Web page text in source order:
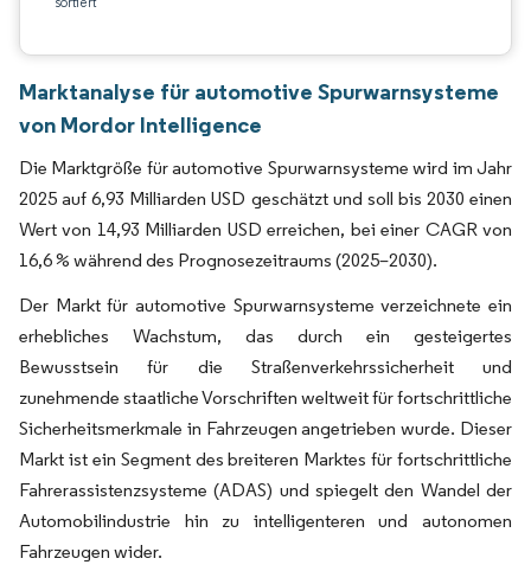
Marktanalyse für automotive Spurwarnsysteme
von Mordor Intelligence
Die Marktgröße für automotive Spurwarnsysteme wird im Jahr
2025 auf 6,93 Milliarden USD geschätzt und soll bis 2030 einen
Wert von 14,93 Milliarden USD erreichen, bei einer CAGR von
16,6 % während des Prognosezeitraums (2025–2030).
Der Markt für automotive Spurwarnsysteme verzeichnete ein
erhebliches Wachstum, das durch ein gesteigertes
Bewusstsein für die Straßenverkehrssicherheit und
zunehmende staatliche Vorschriften weltweit für fortschrittliche
Sicherheitsmerkmale in Fahrzeugen angetrieben wurde. Dieser
Markt ist ein Segment des breiteren Marktes für fortschrittliche
Fahrerassistenzsysteme (ADAS) und spiegelt den Wandel der
Automobilindustrie hin zu intelligenteren und autonomen
Fahrzeugen wider.